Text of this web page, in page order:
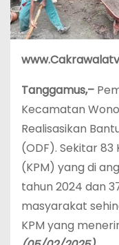
Tanggamus,–
Kecamatan
Realisasikan
(ODF). Sekitar
(KPM) yang di
tahun 2024 dan
masyarakat
KPM yang